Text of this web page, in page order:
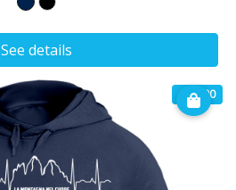
See details
€ 32.90